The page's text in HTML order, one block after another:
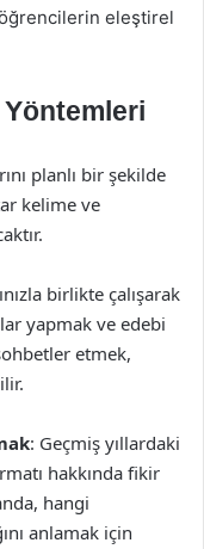
eleştirel
Yöntemleri
planlı bir şekilde
kelime ve
birlikte çalışarak
yapmak ve edebi
etmek,
: Geçmiş yıllardaki
hakkında fikir
hangi
anlamak için